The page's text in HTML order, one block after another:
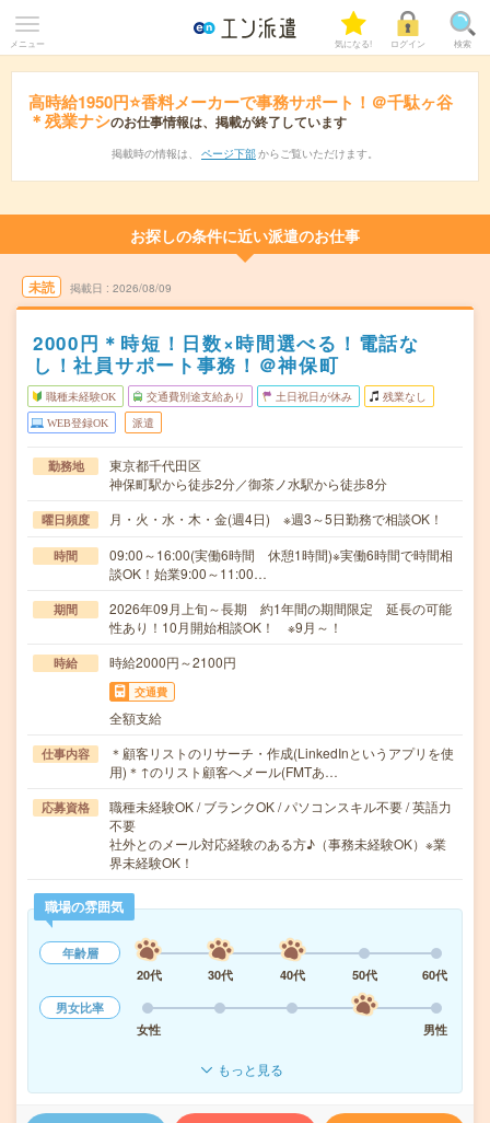
メニュー 気になる! ログイン 検索
高時給1950円⭐香料メーカーで事務サポート！＠千駄ヶ谷
＊残業ナシのお仕事情報は、掲載が終了しています
掲載時の情報は、 ページ下部 からご覧いただけます。
お探しの条件に近い派遣のお仕事
未読 掲載日 2026/08/09
2000円＊時短！日数×時間選べる！電話な
し！社員サポート事務！＠神保町
職種未経験OK 交通費別途支給あり 土日祝日が休み 残業なし
WEB登録OK 派遣
勤務地
東京都千代田区
神保町駅から徒歩2分／御茶ノ水駅から徒歩8分
曜日頻度 月・火・水・木・金(週4日) ※週3～5日勤務で相談OK！
時間
09:00～16:00(実働6時間 休憩1時間)※実働6時間で時間相
談OK！始業9:00～11:00…
期間
2026年09月上旬～長期 約1年間の期間限定 延長の可能
性あり！10月開始相談OK！ ※9月～！
時給 時給2000円～2100円
交通費
全額支給
仕事内容
＊顧客リストのリサーチ・作成(LinkedInというアプリを使
用)＊↑のリスト顧客へメール(FMTあ…
応募資格
職種未経験OK / ブランクOK / パソコンスキル不要 / 英語力
不要
社外とのメール対応経験のある方♪（事務未経験OK）※業
界未経験OK！
職場の雰囲気
年齢層
20代
30代 40代 50代
60代
男女比率
女性
男性
もっと見る